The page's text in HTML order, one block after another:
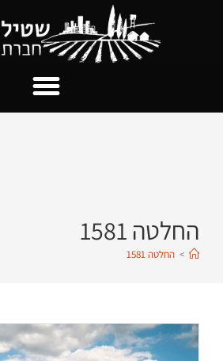
החלטה 1581
> החלטה 1581